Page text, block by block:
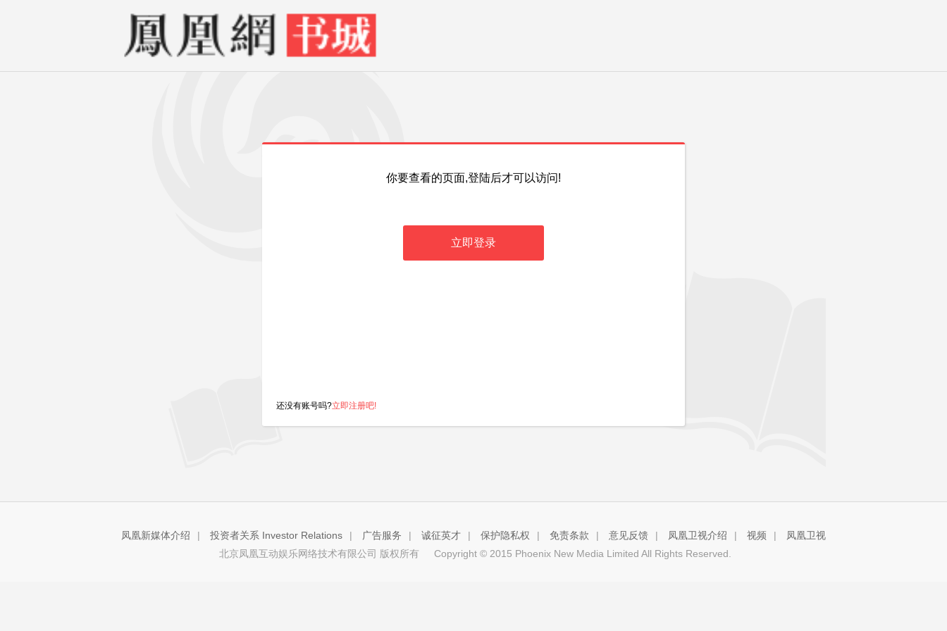
你要查看的页面,登陆后才可以访问!
立即登录
还没有账号吗?立即注册吧!
凤凰新媒体介绍 | 投资者关系 Investor Relations | 广告服务 | 诚征英才 | 保护隐私权 | 免责条款 | 意见反馈 | 凤凰卫视介绍 | 视频 |
凤凰卫视
北京凤凰互动娱乐网络技术有限公司 版权所有
Copyright © 2015 Phoenix New Media Limited All Rights Reserved.